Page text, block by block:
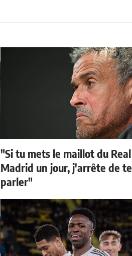
"Si tu mets le maillot du Real
Madrid un jour, j'arrête de te
parler"